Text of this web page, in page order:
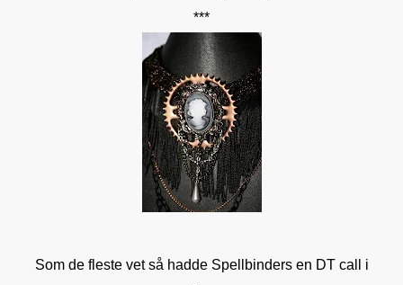
***
Som de fleste vet så hadde Spellbinders en DT call i